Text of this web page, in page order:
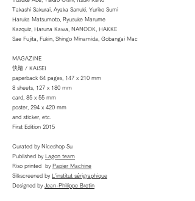
Takashi Sakurai, Ayaka Sanuki, Yuriko Sumi
Haruka Matsumoto, Ryusuke Marume
Kazquiz, Haruna Kawa, NANOOK, HAKKE
Sae Fujita, Fukin, Shingo Minamida, Gobangai Mac
​MAGAZINE
快晴 / KAISEI
paperback 64 pages, 147 x 210 mm
8 sheets, 127 x 180 mm
card, 85 x 55 mm
poster, 294 x 420 mm
and sticker, etc.
First Edition 2015
Curated by Niceshop Su
Published by Lagon team
Riso printed by Papier Machine
Silkscreened by L'institut sérigraphique
Designed by Jean-Philippe Bretin